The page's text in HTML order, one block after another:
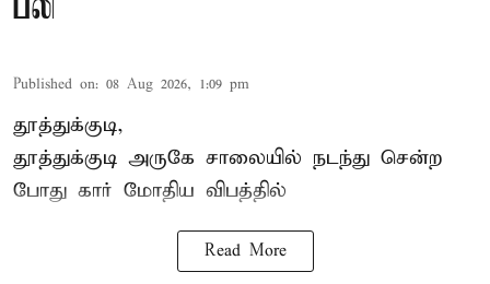
பலி
Published on: 08 Aug 2026, 1:09 pm
தூத்துக்குடி,
தூத்துக்குடி அருகே சாலையில் நடந்து சென்ற
போது கார் மோதிய விபத்தில்
Read More